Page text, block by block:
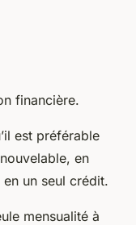
financière.
est préférable
en
un seul crédit.
mensualité à